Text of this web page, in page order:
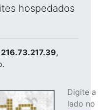
hospedados
216.73.217.39,
Digite
lado no